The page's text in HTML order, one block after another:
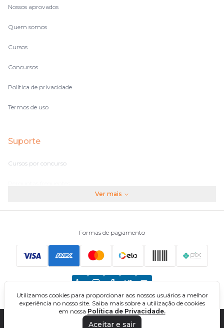
Nossos aprovados
Quem somos
Cursos
Concursos
Política de privacidade
Termos de uso
Suporte
Cursos por concurso
Principais Concursos
CNU
TCU
Ver mais
Formas de pagamento
DIREÇÃO CONCURSOS - CURSOS ONLINE PARA CONCURSOS. TODOS OS
Utilizamos cookies para proporcionar aos nossos usuários a melhor
experiência no nosso site. Saiba mais sobre a utilização de cookies
em nossa Política de Privacidade.
Aceitar e sair